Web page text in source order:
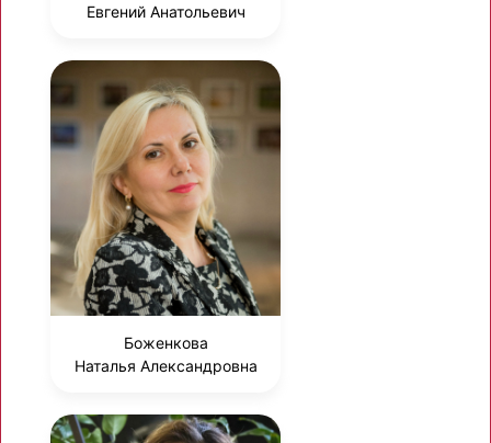
Евгений Анатольевич
Боженкова
Наталья Александровна